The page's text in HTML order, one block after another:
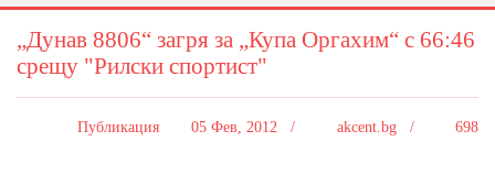
„Дунав 8806“ загря за „Купа Оргахим“ с 66:46
срещу "Рилски спортист"
Публикация 05 Фев, 2012 / akcent.bg / 698